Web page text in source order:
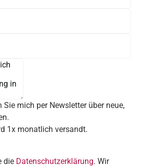
mich per Newsletter über neue,
1x monatlich versandt.
die Datenschutzerklärung. Wir